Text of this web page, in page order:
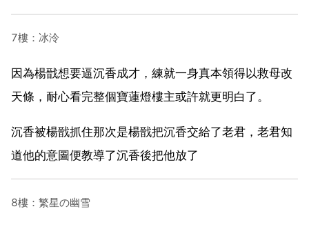
7樓：冰泠
因為楊戩想要逼沉香成才，練就一身真本領得以救母改
天條，耐心看完整個寶蓮燈樓主或許就更明白了。
沉香被楊戩抓住那次是楊戩把沉香交給了老君，老君知
道他的意圖便教導了沉香後把他放了
8樓：繁星の幽雪